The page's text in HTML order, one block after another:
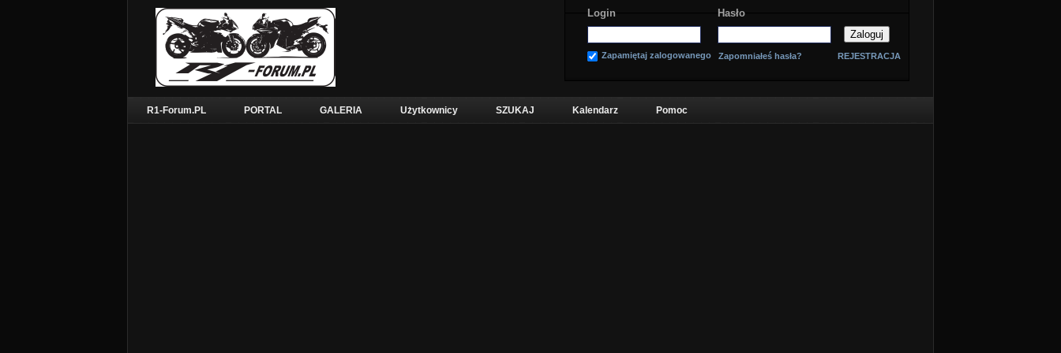
Login Hasło
Zapamiętaj zalogowanego Zapomniałeś hasła? REJESTRACJA
R1-Forum.PL PORTAL GALERIA Użytkownicy SZUKAJ Kalendarz Pomoc